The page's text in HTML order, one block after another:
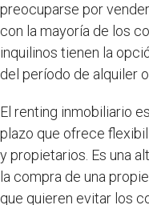
preocuparse por
con la mayoría de los
inquilinos tienen la
del período de alquiler
El renting inmobiliario
plazo que ofrece
y propietarios. Es una
la compra de una
que quieren evitar los